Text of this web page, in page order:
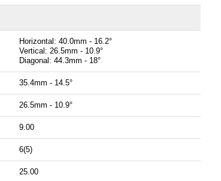
Horizontal: 40.0mm - 16.2°
Vertical: 26.5mm - 10.9°
Diagonal: 44.3mm - 18°
35.4mm - 14.5°
26.5mm - 10.9°
9.00
6(5)
25.00